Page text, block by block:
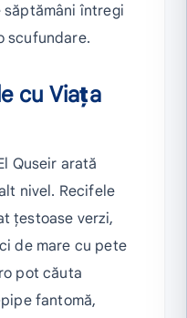
întregi
scufundare.
cu Viața
Quseir arată
nivel. Recifele
țestoase verzi,
de mare cu pete
pot căuta
fantomă,